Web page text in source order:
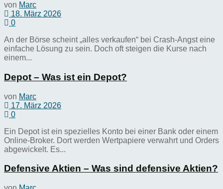
von Marc
18. März 2026
0
An der Börse scheint „alles verkaufen“ bei Crash-Angst eine
einfache Lösung zu sein. Doch oft steigen die Kurse nach
einem...
Depot – Was ist ein Depot?
von Marc
17. März 2026
0
Ein Depot ist ein spezielles Konto bei einer Bank oder einem
Online-Broker. Dort werden Wertpapiere verwahrt und Orders
abgewickelt. Es...
Defensive Aktien – Was sind defensive Aktien?